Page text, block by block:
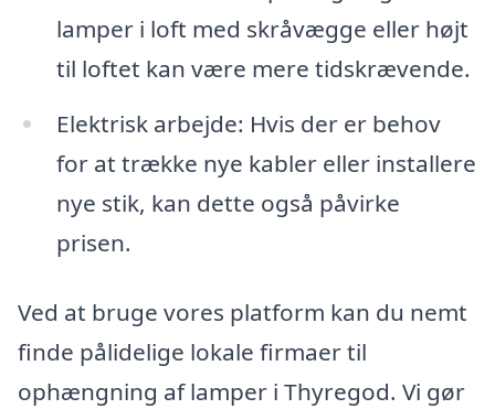
lamper i loft med skråvægge eller højt
til loftet kan være mere tidskrævende.
Elektrisk arbejde: Hvis der er behov
for at trække nye kabler eller installere
nye stik, kan dette også påvirke
prisen.
Ved at bruge vores platform kan du nemt
finde pålidelige lokale firmaer til
ophængning af lamper i Thyregod. Vi gør